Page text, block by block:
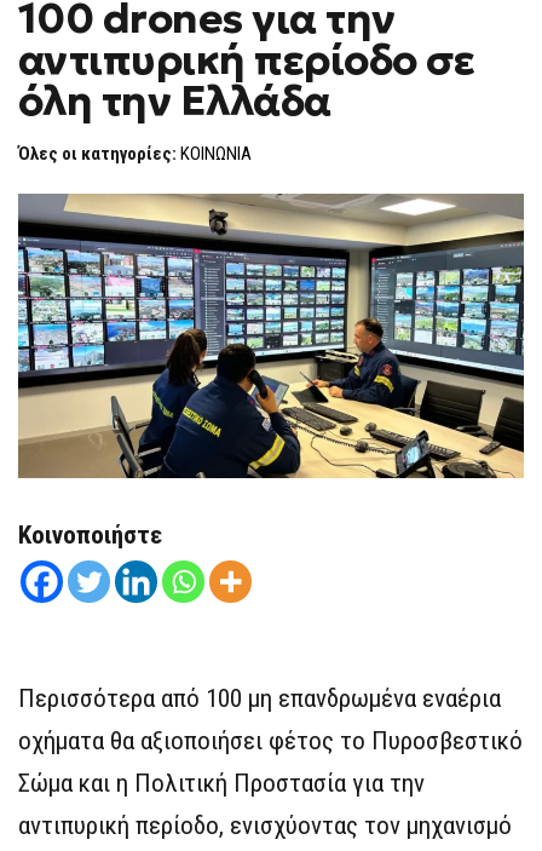
ΑΠΌ
100
DRONES
ΓΙΑ
ΤΗΝ
ΑΝΤΙΠΥΡΙΚΉ
ΣΕ
ΌΛΗ
ΕΛΛΆΔΑ
100 drones για την
αντιπυρική περίοδο σε
όλη την Ελλάδα
Όλες οι κατηγορίες: ΚΟΙΝΩΝΙΑ
Κοινοποιήστε
Περισσότερα από 100 μη επανδρωμένα εναέρια
οχήματα θα αξιοποιήσει φέτος το Πυροσβεστικό
Σώμα και η Πολιτική Προστασία για την
αντιπυρική περίοδο, ενισχύοντας τον μηχανισμό